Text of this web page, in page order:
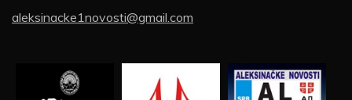
aleksinacke1novosti@gmail.com